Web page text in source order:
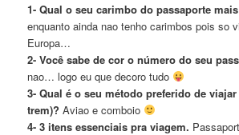
1- Qual o seu carimbo do passaporte
enquanto ainda nao tenho carimbos pois so
Europa…
2- Você sabe de cor o número do seu
nao… logo eu que decoro tudo
3- Qual é o seu método preferido de
trem)?Aviao e comboio
4- 3 itens essenciais pra viagem.